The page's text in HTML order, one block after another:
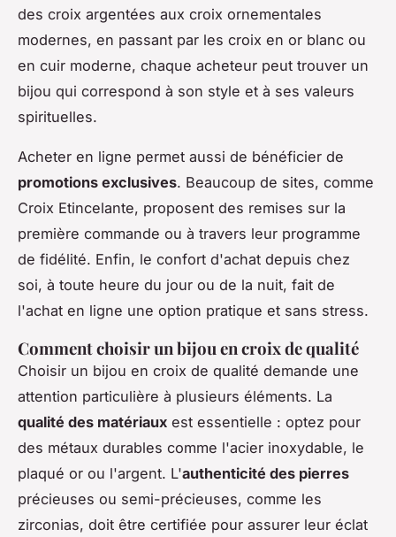
des croix argentées aux croix ornementales
modernes, en passant par les croix en or blanc ou
en cuir moderne, chaque acheteur peut trouver un
bijou qui correspond à son style et à ses valeurs
spirituelles.
Acheter en ligne permet aussi de bénéficier de
promotions exclusives. Beaucoup de sites, comme
Croix Etincelante, proposent des remises sur la
première commande ou à travers leur programme
de fidélité. Enfin, le confort d'achat depuis chez
soi, à toute heure du jour ou de la nuit, fait de
l'achat en ligne une option pratique et sans stress.
Comment choisir un bijou en croix de qualité
Choisir un bijou en croix de qualité demande une
attention particulière à plusieurs éléments. La
qualité des matériaux est essentielle : optez pour
des métaux durables comme l'acier inoxydable, le
plaqué or ou l'argent. L'authenticité des pierres
précieuses ou semi-précieuses, comme les
zirconias, doit être certifiée pour assurer leur éclat